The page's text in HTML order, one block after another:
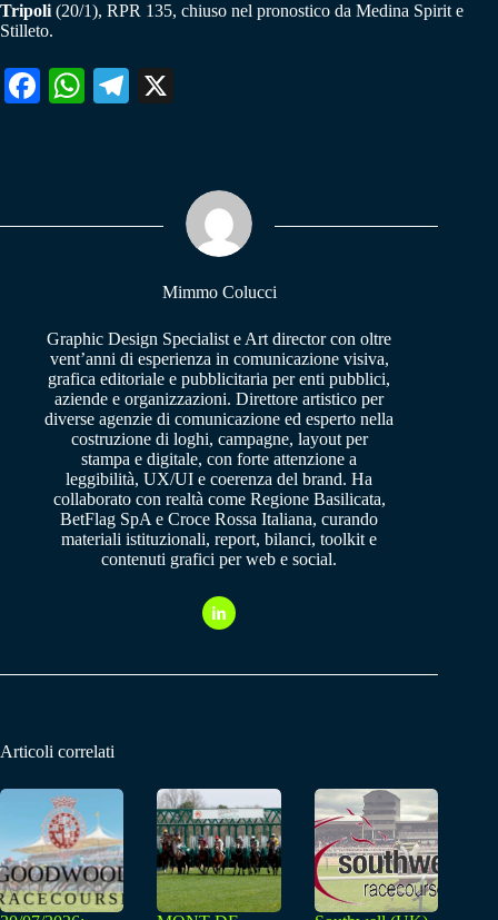
Tripoli (20/1), RPR 135, chiuso nel pronostico da Medina Spirit e
Stilleto.
Fa W
pp
Te
m
Mimmo Colucci
Graphic Design Specialist e Art director con oltre
vent’anni di esperienza in comunicazione visiva,
grafica editoriale e pubblicitaria per enti pubblici,
aziende e organizzazioni. Direttore artistico per
diverse agenzie di comunicazione ed esperto nella
costruzione di loghi, campagne, layout per
stampa e digitale, con forte attenzione a
leggibilità, UX/UI e coerenza del brand. Ha
collaborato con realtà come Regione Basilicata,
BetFlag SpA e Croce Rossa Italiana, curando
materiali istituzionali, report, bilanci, toolkit e
contenuti grafici per web e social.
Articoli correlati